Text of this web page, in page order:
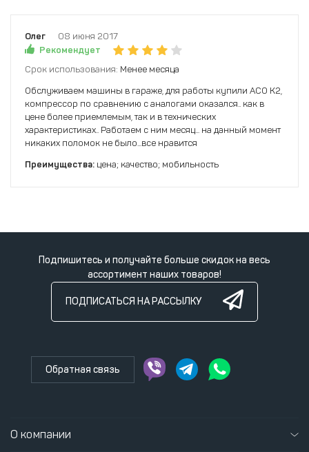
Олег
08 июня 2017
Рекомендует
Срок использования: Менее месяца
Обслуживаем машины в гараже, для работы купили АСО К2,
компрессор по сравнению с аналогами оказался.. как в
цене более приемлемым, так и в технических
характеристиках.. Работаем с ним месяц... на данный момент
никаких поломок не было...все нравится
Преимущества: цена; качество; мобильность
Подпишитесь и получайте больше скидок на весь
ассортимент наших товаров!
ПОДПИСАТЬСЯ НА РАССЫЛКУ
Обратная связь
О компании